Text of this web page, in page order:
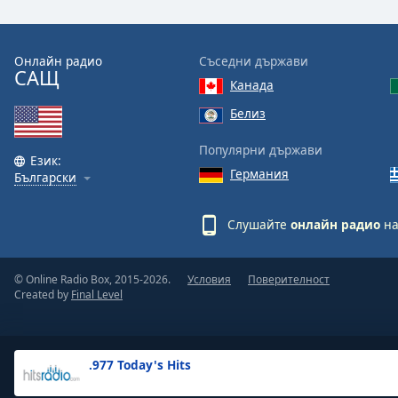
Text
Opacity
Background
.977 Today's Hits
Онлайн радио
САЩ
Език:
Български
Съседни държави
Канада
Белиз
Популярни държави
Германия
Слушайте онлайн радио
© Online Radio Box, 2015-2026.
Created by Final Level
Условия Поверителност